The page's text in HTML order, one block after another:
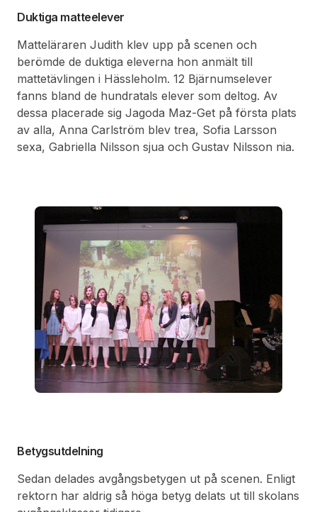
Duktiga matteelever
Matteläraren Judith klev upp på scenen och
berömde de duktiga eleverna hon anmält till
mattetävlingen i Hässleholm. 12 Bjärnumselever
fanns bland de hundratals elever som deltog. Av
dessa placerade sig Jagoda Maz-Get på första plats
av alla, Anna Carlström blev trea, Sofia Larsson
sexa, Gabriella Nilsson sjua och Gustav Nilsson nia.
Betygsutdelning
Sedan delades avgångsbetygen ut på scenen. Enligt
rektorn har aldrig så höga betyg delats ut till skolans